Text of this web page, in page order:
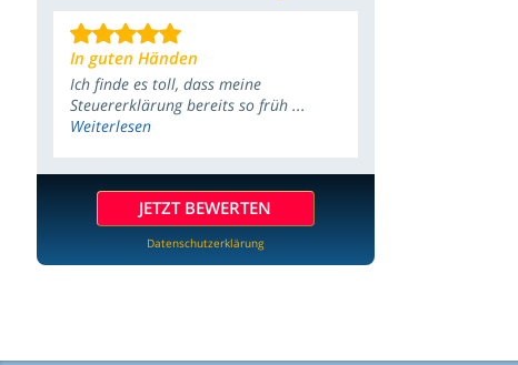
In guten Händen
Ich finde es toll, dass meine
Steuererklärung bereits so früh ...
Weiterlesen
JETZT BEWERTEN
Datenschutzerklärung